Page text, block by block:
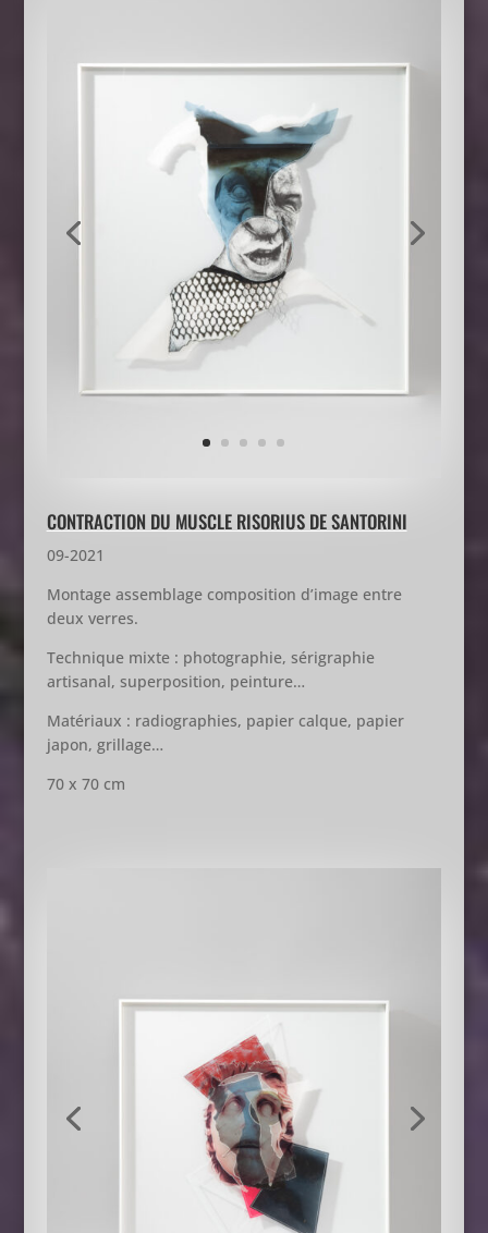
CONTRACTION DU MUSCLE RISORIUS DE SANTORINI
09-2021
Montage assemblage composition d’image entre
deux verres.
Technique mixte : photographie, sérigraphie
artisanal, superposition, peinture…
Matériaux : radiographies, papier calque, papier
japon, grillage…
70 x 70 cm